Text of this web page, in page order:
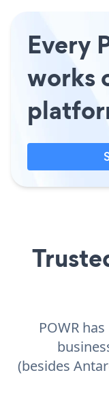
Every
works
POWR
(besides